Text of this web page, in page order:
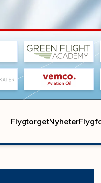
FlygtorgetNyheter